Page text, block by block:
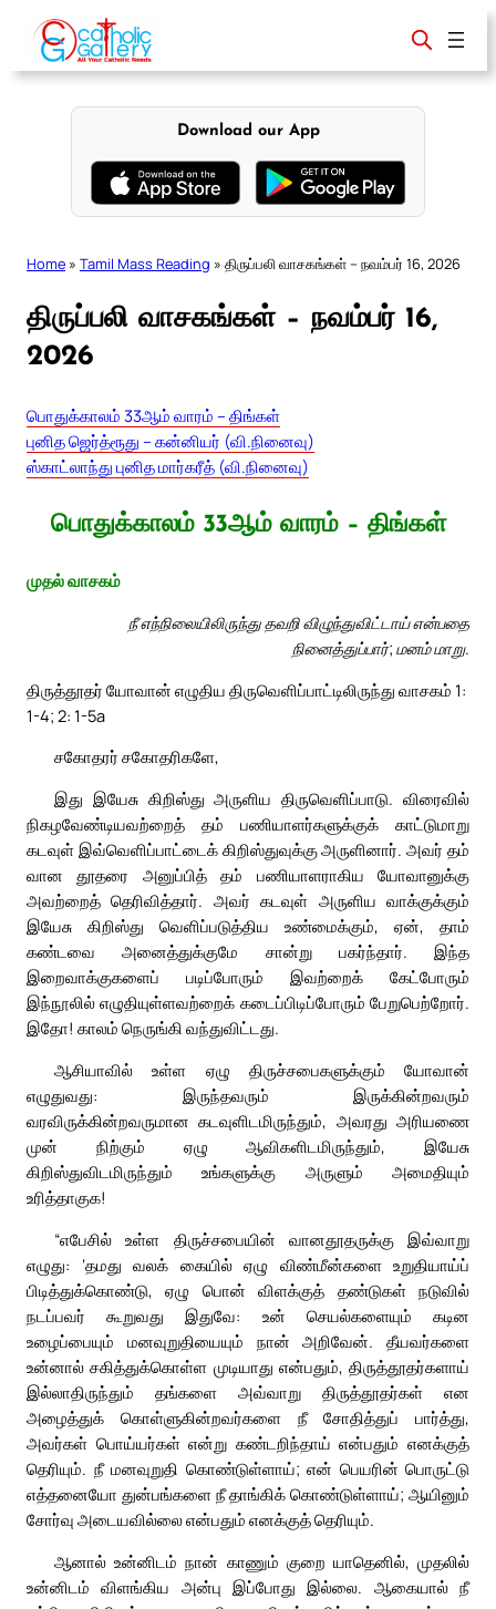
content
Download our App
Home » Tamil Mass Reading » திருப்பலி வாசகங்கள் – நவம்பர் 16, 2026
திருப்பலி வாசகங்கள் – நவம்பர் 16,
2026
பொதுக்காலம் 33ஆம் வாரம் – திங்கள்
புனித ஜெர்த்ரூது – கன்னியர் (வி.நினைவு)
ஸ்காட்லாந்து புனித மார்கரீத் (வி.நினைவு)
பொதுக்காலம் 33ஆம் வாரம் – திங்கள்
முதல் வாசகம்
நீ எந்நிலையிலிருந்து தவறி விழுந்துவிட்டாய் என்பதை
நினைத்துப்பார்; மனம் மாறு.
திருத்தூதர் யோவான் எழுதிய திருவெளிப்பாட்டிலிருந்து வாசகம் 1:
1-4; 2: 1-5a
சகோதரர் சகோதரிகளே,
இது இயேசு கிறிஸ்து அருளிய திருவெளிப்பாடு. விரைவில்
நிகழவேண்டியவற்றைத் தம் பணியாளர்களுக்குக் காட்டுமாறு
கடவுள் இவ்வெளிப்பாட்டைக் கிறிஸ்துவுக்கு அருளினார். அவர் தம்
வான தூதரை அனுப்பித் தம் பணியாளராகிய யோவானுக்கு
அவற்றைத் தெரிவித்தார். அவர் கடவுள் அருளிய வாக்குக்கும்
இயேசு கிறிஸ்து வெளிப்படுத்திய உண்மைக்கும், ஏன், தாம்
கண்டவை அனைத்துக்குமே சான்று பகர்ந்தார். இந்த
இறைவாக்குகளைப் படிப்போரும் இவற்றைக் கேட்போரும்
இந்நூலில் எழுதியுள்ளவற்றைக் கடைப்பிடிப்போரும் பேறுபெற்றோர்.
இதோ! காலம் நெருங்கி வந்துவிட்டது.
ஆசியாவில் உள்ள ஏழு திருச்சபைகளுக்கும் யோவான்
எழுதுவது: இருந்தவரும் இருக்கின்றவரும்
வரவிருக்கின்றவருமான கடவுளிடமிருந்தும், அவரது அரியணை
முன் நிற்கும் ஏழு ஆவிகளிடமிருந்தும், இயேசு
கிறிஸ்துவிடமிருந்தும் உங்களுக்கு அருளும் அமைதியும்
உரித்தாகுக!
“எபேசில் உள்ள திருச்சபையின் வானதூதருக்கு இவ்வாறு
எழுது: ‘தமது வலக் கையில் ஏழு விண்மீன்களை உறுதியாய்ப்
பிடித்துக்கொண்டு, ஏழு பொன் விளக்குத் தண்டுகள் நடுவில்
நடப்பவர் கூறுவது இதுவே: உன் செயல்களையும் கடின
உழைப்பையும் மனவுறுதியையும் நான் அறிவேன். தீயவர்களை
உன்னால் சகித்துக்கொள்ள முடியாது என்பதும், திருத்தூதர்களாய்
இல்லாதிருந்தும் தங்களை அவ்வாறு திருத்தூதர்கள் என
அழைத்துக் கொள்ளுகின்றவர்களை நீ சோதித்துப் பார்த்து,
அவர்கள் பொய்யர்கள் என்று கண்டறிந்தாய் என்பதும் எனக்குத்
தெரியும். நீ மனவுறுதி கொண்டுள்ளாய்; என் பெயரின் பொருட்டு
எத்தனையோ துன்பங்களை நீ தாங்கிக் கொண்டுள்ளாய்; ஆயினும்
சோர்வு அடையவில்லை என்பதும் எனக்குத் தெரியும்.
ஆனால் உன்னிடம் நான் காணும் குறை யாதெனில், முதலில்
உன்னிடம் விளங்கிய அன்பு இப்போது இல்லை. ஆகையால் நீ